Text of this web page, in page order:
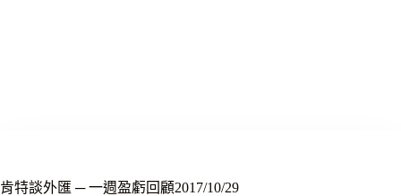
肯特談外匯 ─ 一週盈虧回顧2017/10/29